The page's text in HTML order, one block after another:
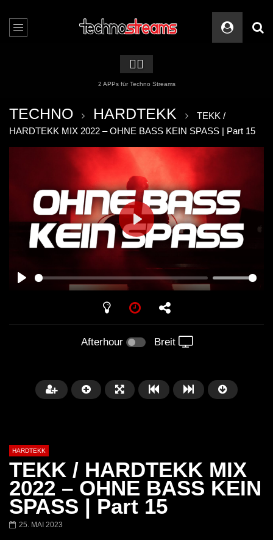
🏳️‍🌈
2 APPs für Techno Streams
TECHNO HARDTEKK
TEKK /
HARDTEKK MIX 2022 – OHNE BASS KEIN SPASS | Part 15
PLAY
Afterhour Breit
Später
HARDTEKK
TEKK / HARDTEKK MIX
2022 – OHNE BASS KEIN
SPASS | Part 15
25. MAI 2023